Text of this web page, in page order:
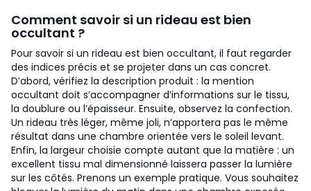
Comment savoir si un rideau est bien
occultant ?
Pour savoir si un rideau est bien occultant, il faut regarder
des indices précis et se projeter dans un cas concret.
D’abord, vérifiez la description produit : la mention
occultant doit s’accompagner d’informations sur le tissu,
la doublure ou l’épaisseur. Ensuite, observez la confection.
Un rideau très léger, même joli, n’apportera pas le même
résultat dans une chambre orientée vers le soleil levant.
Enfin, la largeur choisie compte autant que la matière : un
excellent tissu mal dimensionné laissera passer la lumière
sur les côtés. Prenons un exemple pratique. Vous souhaitez